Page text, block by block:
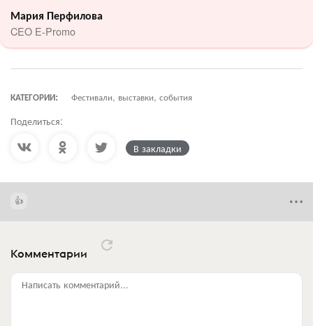
Мария Перфилова
CEO E-Promo
КАТЕГОРИИ: Фестивали, выставки, события
Поделиться:
В закладки
Комментарии
Написать комментарий...